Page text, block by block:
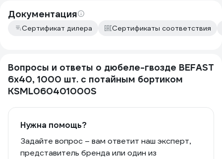
Документация
Сертификат дилера Сертификаты соответствия
Вопросы и ответы о дюбеле-гвозде BEFAST
6x40, 1000 шт. с потайным бортиком
KSML060401000S
Нужна помощь?
Задайте вопрос – вам ответит наш эксперт,
представитель бренда или один из